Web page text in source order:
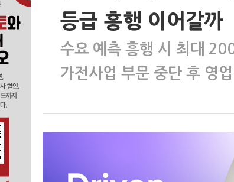
등급 흥행 이어갈까
수요 예측 흥행 시 최대
가전사업 부문 중단 후 영